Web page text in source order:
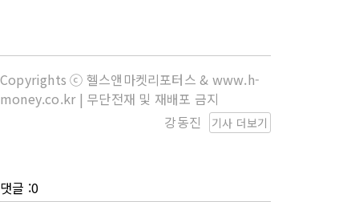
Copyrights ⓒ 헬스앤마켓리포터스 & www.h-
money.co.kr | 무단전재 및 재배포 금지
기사 더보기
강동진
댓글 :0